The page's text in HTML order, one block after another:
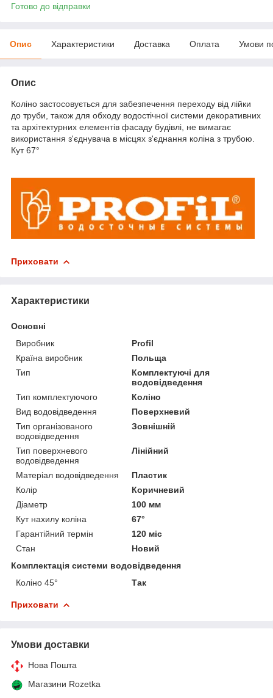
Готово до відправки
Опис Характеристики Доставка Оплата Умови
Опис
Коліно застосовується для забезпечення переходу від лійки
до труби, також для обходу водостічної системи декоративних
та архітектурних елементів фасаду будівлі, не вимагає
використання з'єднувача в місцях з'єднання коліна з трубою.
Кут 67°
Приховати
Характеристики
Основні
Виробник
Profil
Країна виробник
Польща
Тип
Комплектуючі для
водовідведення
Тип комплектуючого
Коліно
Вид водовідведення
Поверхневий
Тип організованого
водовідведення
Зовнішній
Тип поверхневого
водовідведення
Лінійний
Матеріал водовідведення
Пластик
Колір
Коричневий
Діаметр
100 мм
Кут нахилу коліна
67°
Гарантійний термін
120 міс
Стан
Новий
Комплектація системи водовідведення
Коліно 45°
Так
Приховати
Умови доставки
Нова Пошта
Магазини Rozetka